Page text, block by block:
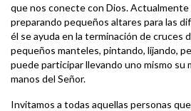
que nos conecte con Dios.
preparando pequeños altares para las
él se ayuda en la terminación de cruces
pequeños manteles, pintando, lijando,
puede participar llevando uno mismo su
manos del Señor.
Invitamos a todas aquellas personas